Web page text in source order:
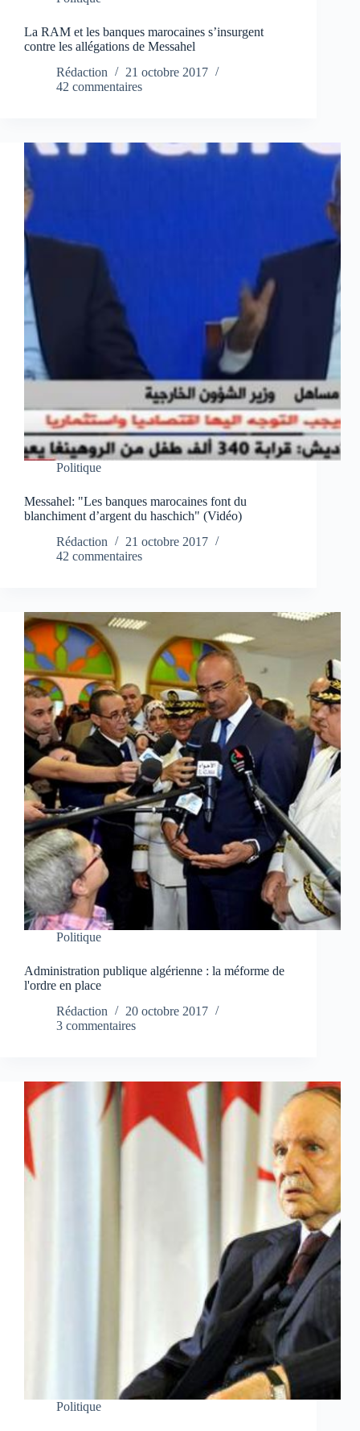
La RAM et les banques marocaines s’insurgent
contre les allégations de Messahel
Rédaction
21 octobre 2017
42 commentaires
Politique
Messahel: "Les banques marocaines font du
blanchiment d’argent du haschich" (Vidéo)
Rédaction
21 octobre 2017
42 commentaires
Politique
Administration publique algérienne : la méforme de
l'ordre en place
Rédaction
20 octobre 2017
3 commentaires
Politique